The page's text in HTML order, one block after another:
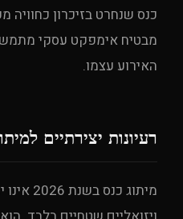
כנס שנחרט בזיכרון כחוויה
מבטיח אימפקט עסקי
האירוע עצמו.
רעיונות יצירתיים
מיתוג